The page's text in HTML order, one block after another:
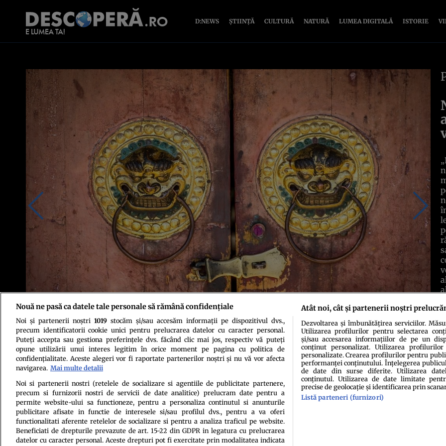
D:NEWS ȘTIINȚĂ CULTURĂ NATURĂ LUMEA DIGITALĂ ISTORIE
Politica de confidenţialitatePolitica de cookiesTermeni şi condiţiiEchipa redacțională
Nouă ne pasă ca datele tale personale să rămână confidențiale
Noi și partenerii noștri 1019stocăm și/sau accesăm informații pe dispozitivul dvs.,
precum identificatorii cookie unici pentru prelucrarea datelor cu caracter personal.
Puteți accepta sau gestiona preferințele dvs. făcând clic mai jos, respectiv vă puteți
opune utilizării unui interes legitim în orice moment pe pagina cu politica de
confidențialitate. Aceste alegeri vor fi raportate partenerilor noștri și nu vă vor afecta
navigarea. Mai multe detalii
Noi si partenerii nostri (retelele de socializare si agentiile de publicitate partenere,
precum si furnizorii nostri de servicii de date analitice) prelucram date pentru a
permite website-ului sa functioneze, pentru a personaliza continutul si anunturile
publicitare afisate in functie de interesele si/sau profilul dvs., pentru a va oferi
functionalitati aferente retelelor de socializare si pentru a analiza traficul pe website.
Beneficiati de drepturile prevazute de art. 15-22 din GDPR in legatura cu prelucrarea
datelor cu caracter personal. Aceste drepturi pot fi exercitate prin modalitatea indicata
Atât noi, cât și partenerii noștri
Dezvoltarea și îmbunătățirea serviciilor.
Utilizarea profilurilor pentru selectarea
și/sau accesarea informațiilor de pe un
conținut personalizat. Utilizarea
personalizate. Crearea profilurilor pentru
performanței conținutului. Înțelegerea
de date din surse diferite. Utilizarea
conținutul. Utilizarea de date limitate
precise de geolocație și identificarea prin
Listă parteneri (furnizori)